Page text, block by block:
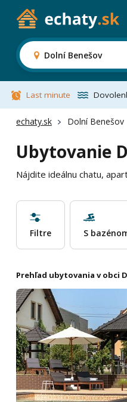
Dolní Benešov
Last minute
echaty.sk Dolní Benešov
Ubytovanie
Nájdite ideálnu chatu,
Filtre S
Prehľad ubytovania v obci